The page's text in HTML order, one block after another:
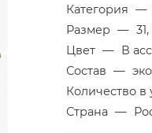
Категория —
Размер —
Цвет — В
Состав —
Количество в
Страна —